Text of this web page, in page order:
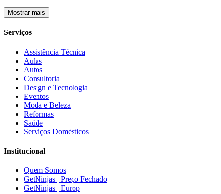
Mostrar mais
Serviços
Assistência Técnica
Aulas
Autos
Consultoria
Design e Tecnologia
Eventos
Moda e Beleza
Reformas
Saúde
Serviços Domésticos
Institucional
Quem Somos
GetNinjas | Preço Fechado
GetNinjas | Europ